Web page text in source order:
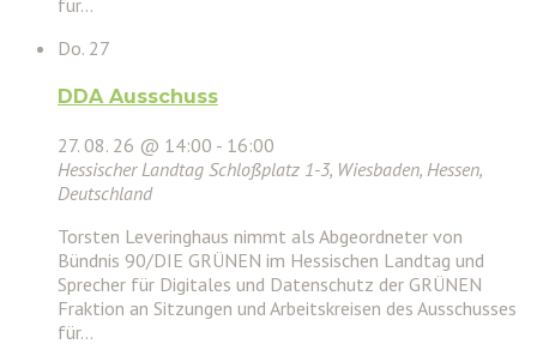
Do. 27
DDA Ausschuss
27. 08. 26 @ 14:00 - 16:00
Hessischer Landtag Schloßplatz 1-3, Wiesbaden, Hessen,
Deutschland
Torsten Leveringhaus nimmt als Abgeordneter von
Bündnis 90/DIE GRÜNEN im Hessischen Landtag und
Sprecher für Digitales und Datenschutz der GRÜNEN
Fraktion an Sitzungen und Arbeitskreisen des Ausschusses
für…